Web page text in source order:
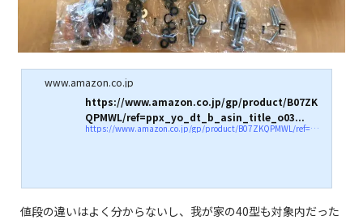
www.amazon.co.jp
https://www.amazon.co.jp/gp/product/B07ZK
QPMWL/ref=ppx_yo_dt_b_asin_title_o03...
https://www.amazon.co.jp/gp/product/B07ZKQPMWL/ref=ppx_yo_dt_b_asin_title_o03_s00?ie=UTF8&#038;psc=1
値段の違いはよく分からないし、我が家の40型も対象内だった